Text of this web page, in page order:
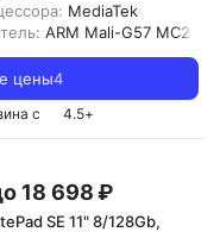
MediaTek
ARM Mali-G57 MC2
цены4
с 4.5+
18 698 ₽
SE 11" 8/128Gb,